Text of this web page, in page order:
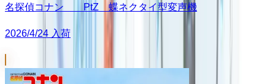
名探偵コナン PtZ 蝶ネクタイ型変声機
2026/4/24 入荷